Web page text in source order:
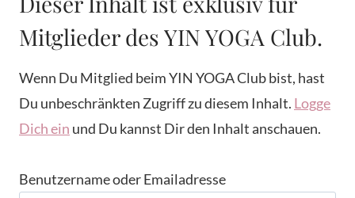
Mitglieder des YIN YOGA Club.
Wenn Du Mitglied beim YIN YOGA Club bist, hast
Du unbeschränkten Zugriff zu diesem Inhalt. Logge
Dich ein und Du kannst Dir den Inhalt anschauen.
Benutzername oder Emailadresse